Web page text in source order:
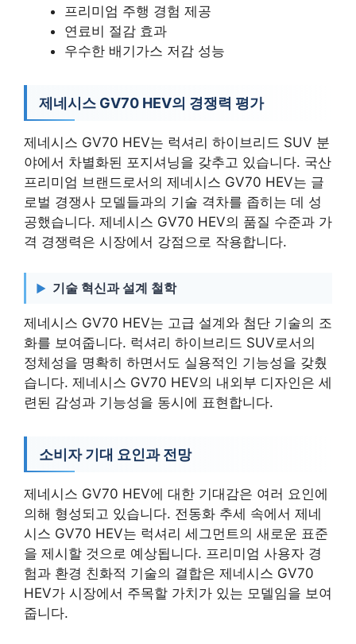
프리미엄 주행 경험 제공
연료비 절감 효과
우수한 배기가스 저감 성능
제네시스 GV70 HEV의 경쟁력 평가
제네시스 GV70 HEV는 럭셔리 하이브리드 SUV 분
야에서 차별화된 포지셔닝을 갖추고 있습니다. 국산
프리미엄 브랜드로서의 제네시스 GV70 HEV는 글
로벌 경쟁사 모델들과의 기술 격차를 좁히는 데 성
공했습니다. 제네시스 GV70 HEV의 품질 수준과 가
격 경쟁력은 시장에서 강점으로 작용합니다.
기술 혁신과 설계 철학
제네시스 GV70 HEV는 고급 설계와 첨단 기술의 조
화를 보여줍니다. 럭셔리 하이브리드 SUV로서의
정체성을 명확히 하면서도 실용적인 기능성을 갖췄
습니다. 제네시스 GV70 HEV의 내외부 디자인은 세
련된 감성과 기능성을 동시에 표현합니다.
소비자 기대 요인과 전망
제네시스 GV70 HEV에 대한 기대감은 여러 요인에
의해 형성되고 있습니다. 전동화 추세 속에서 제네
시스 GV70 HEV는 럭셔리 세그먼트의 새로운 표준
을 제시할 것으로 예상됩니다. 프리미엄 사용자 경
험과 환경 친화적 기술의 결합은 제네시스 GV70
HEV가 시장에서 주목할 가치가 있는 모델임을 보여
줍니다.